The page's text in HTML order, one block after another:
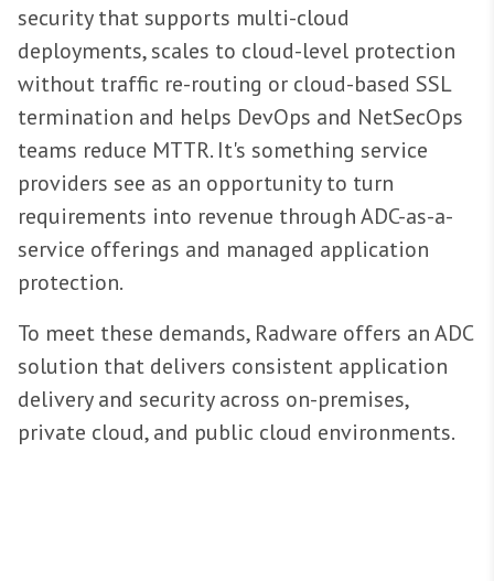
security that supports multi-cloud
deployments, scales to cloud-level protection
without traffic re-routing or cloud-based SSL
termination and helps DevOps and NetSecOps
teams reduce MTTR. It's something service
providers see as an opportunity to turn
requirements into revenue through ADC-as-a-
service offerings and managed application
protection.
To meet these demands, Radware offers an ADC
solution that delivers consistent application
delivery and security across on-premises,
private cloud, and public cloud environments.